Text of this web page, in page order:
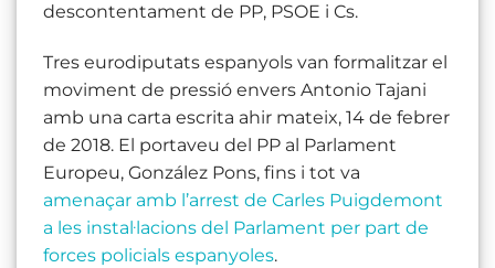
descontentament de PP, PSOE i Cs.
Tres eurodiputats espanyols van formalitzar el
moviment de pressió envers Antonio Tajani
amb una carta escrita ahir mateix, 14 de febrer
de 2018. El portaveu del PP al Parlament
Europeu, González Pons, fins i tot va
amenaçar amb l’arrest de Carles Puigdemont
a les instal·lacions del Parlament per part de
forces policials espanyoles.